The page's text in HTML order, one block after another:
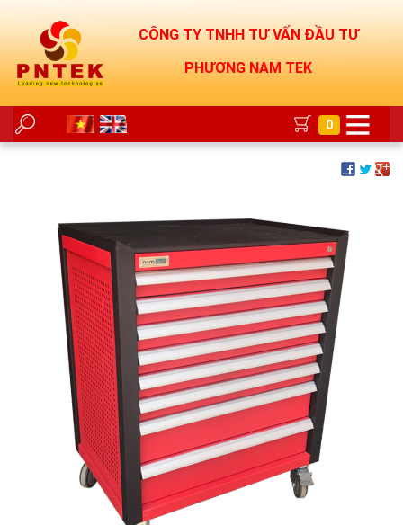
CÔNG TY TNHH TƯ VẤN ĐẦU TƯ
PHƯƠNG NAM TEK
0